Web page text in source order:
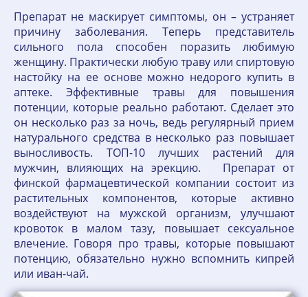
Препарат не маскирует симптомы, он – устраняет
причину заболевания. Теперь представитель
сильного пола способен поразить любимую
женщину. Практически любую траву или спиртовую
настойку на ее основе можно недорого купить в
аптеке. Эффективные травы для повышения
потенции, которые реально работают. Сделает это
он несколько раз за ночь, ведь регулярный прием
натурального средства в несколько раз повышает
выносливость. ТОП-10 лучших растений для
мужчин, влияющих на эрекцию. Препарат от
финской фармацевтической компании состоит из
растительных компонентов, которые активно
воздействуют на мужской организм, улучшают
кровоток в малом тазу, повышает сексуальное
влечение. Говоря про травы, которые повышают
потенцию, обязательно нужно вспомнить кипрей
или иван-чай.